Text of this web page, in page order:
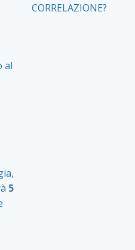
al
5
CORRELAZIONE?